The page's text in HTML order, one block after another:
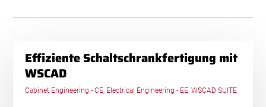
Effiziente Schaltschrankfertigung mit
WSCAD
Cabinet Engineering - CE, Electrical Engineering - EE,WSCAD SUITE